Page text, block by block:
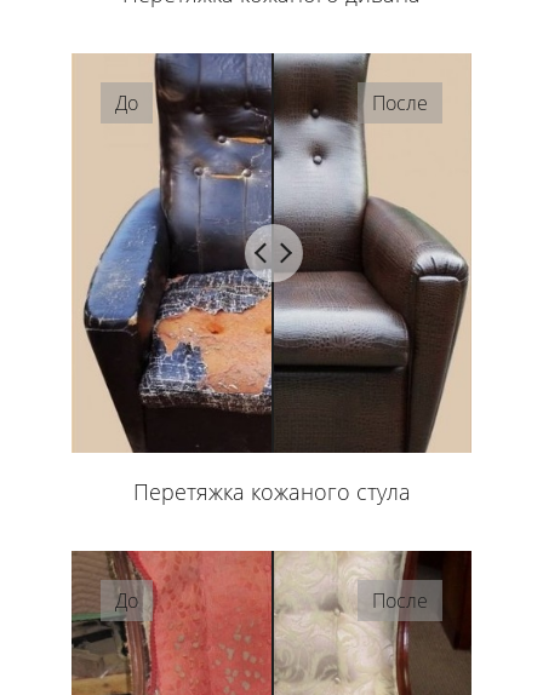
До После
Перетяжка кожаного стула
До После